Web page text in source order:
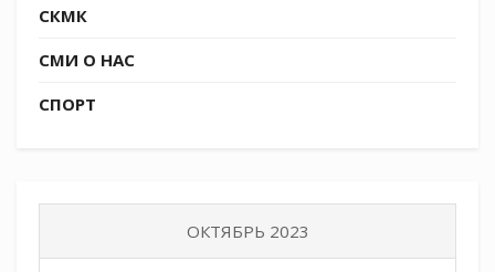
СКМК
СМИ О НАС
СПОРТ
ОКТЯБРЬ 2023